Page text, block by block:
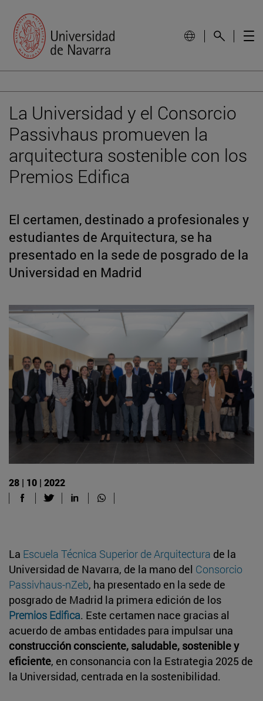
La Universidad y el Consorcio
Passivhaus promueven la
arquitectura sostenible con los
Premios Edifica
El certamen, destinado a profesionales y
estudiantes de Arquitectura, se ha
presentado en la sede de posgrado de la
Universidad en Madrid
28 | 10 | 2022
La Escuela Técnica Superior de Arquitectura de la
Universidad de Navarra, de la mano del Consorcio
Passivhaus-nZeb, ha presentado en la sede de
posgrado de Madrid la primera edición de los
Premios Edifica. Este certamen nace gracias al
acuerdo de ambas entidades para impulsar una
construcción consciente, saludable, sostenible y
eficiente, en consonancia con la Estrategia 2025 de
la Universidad, centrada en la sostenibilidad.